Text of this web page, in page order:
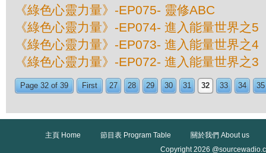
《綠色心靈力量》-EP075- 靈修ABC
《綠色心靈力量》-EP074- 進入能量世界之5
《綠色心靈力量》-EP073- 進入能量世界之4
《綠色心靈力量》-EP072- 進入能量世界之3
Page 32 of 39 First 27 28 29 30 31 32 33 34 35
主頁 Home 節目表 Program Table
關於我們 About us
Copyright 2026